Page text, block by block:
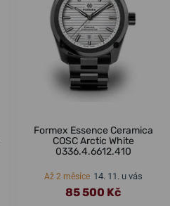
Formex Essence Ceramica
COSC Arctic White
0336.4.6612.410
Až 2 měsíce 14. 11. u vás
85 500 Kč